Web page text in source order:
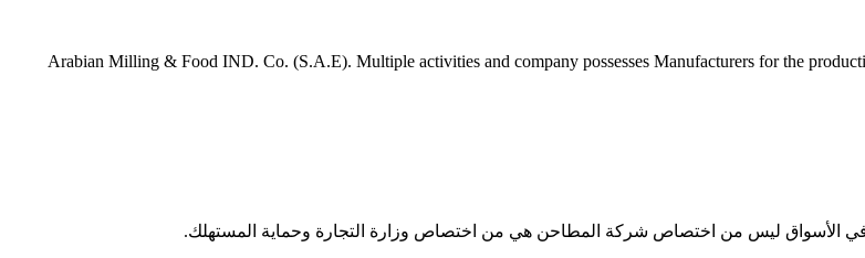
Arabian Milling & Food IND. Co. (S.A.E). Multiple activities and company possesses Manufacturers for the
في الأسواق ليس من اختصاص شركة المطاحن هي من اختصاص وزارة التجارة وحماية المستهلك.